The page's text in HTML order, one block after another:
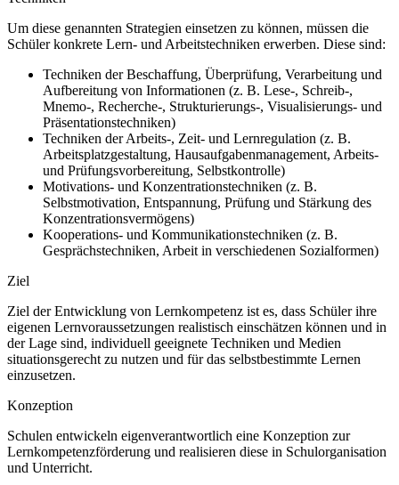
Um diese genannten Strategien einsetzen zu können, müssen die
Schüler konkrete Lern- und Arbeitstechniken erwerben. Diese sind:
Techniken der Beschaffung, Überprüfung, Verarbeitung und
Aufbereitung von Informationen (z. B. Lese-, Schreib-,
Mnemo-, Recherche-, Strukturierungs-, Visualisierungs- und
Präsentationstechniken)
Techniken der Arbeits-, Zeit- und Lernregulation (z. B.
Arbeitsplatzgestaltung, Hausaufgabenmanagement, Arbeits-
und Prüfungsvorbereitung, Selbstkontrolle)
Motivations- und Konzentrationstechniken (z. B.
Selbstmotivation, Entspannung, Prüfung und Stärkung des
Konzentrationsvermögens)
Kooperations- und Kommunikationstechniken (z. B.
Gesprächstechniken, Arbeit in verschiedenen Sozialformen)
Ziel
Ziel der Entwicklung von Lernkompetenz ist es, dass Schüler ihre
eigenen Lernvoraussetzungen realistisch einschätzen können und in
der Lage sind, individuell geeignete Techniken und Medien
situationsgerecht zu nutzen und für das selbstbestimmte Lernen
einzusetzen.
Konzeption
Schulen entwickeln eigenverantwortlich eine Konzeption zur
Lernkompetenzförderung und realisieren diese in Schulorganisation
und Unterricht.